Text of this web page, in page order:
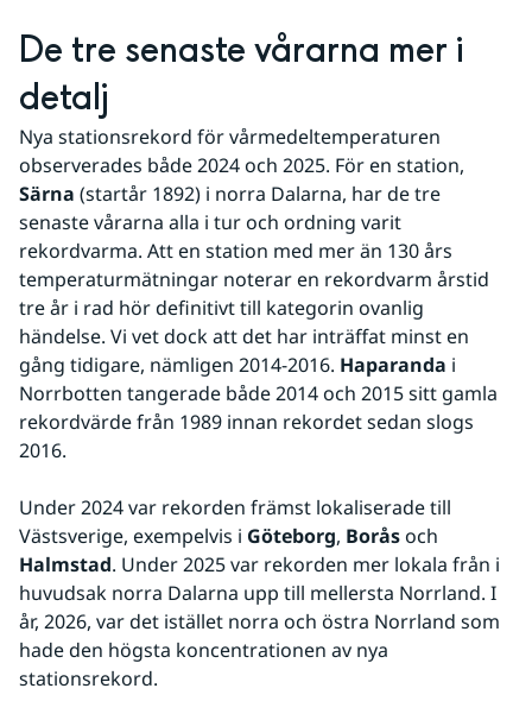
De tre senaste vårarna mer i
detalj
Nya stationsrekord för vårmedeltemperaturen
Särna (startår 1892) i norra Dalarna, har de tre
senaste vårarna alla i tur och ordning varit
rekordvarma. Att en station med mer än 130 års
temperaturmätningar noterar en rekordvarm årstid
tre år i rad hör definitivt till kategorin ovanlig
händelse. Vi vet dock att det har inträffat minst en
gång tidigare, nämligen 2014-2016. Haparanda i
Norrbotten tangerade både 2014 och 2015 sitt gamla
rekordvärde från 1989 innan rekordet sedan slogs
2016.
Under 2024 var rekorden främst lokaliserade till
Västsverige, exempelvis i Göteborg, Borås
Halmstad. Under 2025 var rekorden mer lokala från i
huvudsak norra Dalarna upp till mellersta Norrland. I
år, 2026, var det istället norra och östra Norrland som
hade den högsta koncentrationen av nya
stationsrekord.